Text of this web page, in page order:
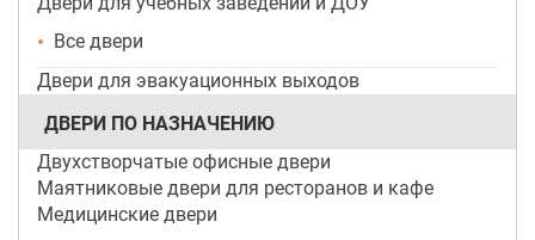
Все двери
Двери для эвакуационных выходов
ДВЕРИ ПО НАЗНАЧЕНИЮ
Двухстворчатые офисные двери
Маятниковые двери для ресторанов и кафе
Медицинские двери